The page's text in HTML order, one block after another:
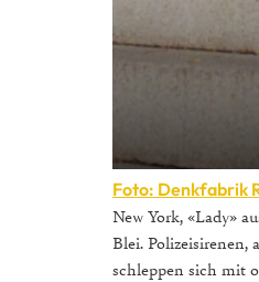
Foto: Denkfabrik
New York, «Lady»
Blei. Polizeisirenen,
schleppen sich mit